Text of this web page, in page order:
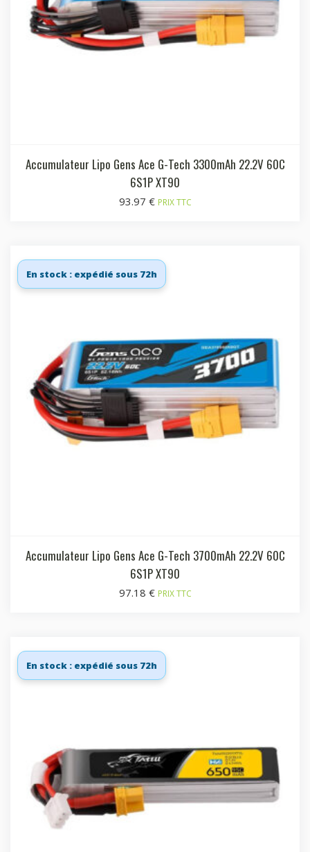
Accumulateur Lipo Gens Ace G-Tech 3300mAh 22.2V 60C
6S1P XT90
93.97 € PRIX TTC
En stock : expédié sous 72h
Accumulateur Lipo Gens Ace G-Tech 3700mAh 22.2V 60C
6S1P XT90
97.18 € PRIX TTC
En stock : expédié sous 72h